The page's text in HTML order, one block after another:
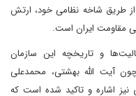
طریق شاخه نظامی خود، ارتش
مقاومت ایران است.
و تاریخچه این سازمان
آیت الله بهشتی، محمدعلی
نیز اشاره و تاکید شده است که